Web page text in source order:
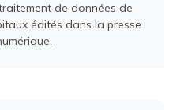
de données de
édités dans la presse